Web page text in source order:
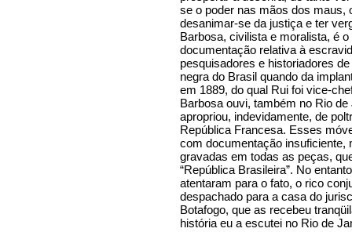
se o poder nas mãos dos maus,
desanimar-se da justiça e ter
Barbosa, civilista e moralista, é
documentação relativa à
pesquisadores e historiadores
negra do Brasil quando da
em 1889, do qual Rui foi vice-
Barbosa ouvi, também no Rio
apropriou, indevidamente, de
República Francesa. Esses
com documentação insuficiente,
gravadas em todas as peças,
“República Brasileira”. No
atentaram para o fato, o rico
despachado para a casa do
Botafogo, que as recebeu
história eu a escutei no Rio de